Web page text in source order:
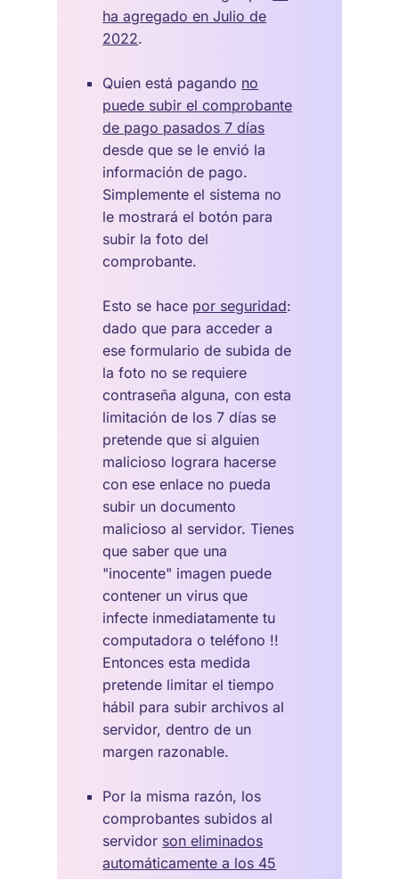
ha agregado en Julio de
2022.
Quien está pagando no
puede subir el comprobante
de pago pasados 7 días
desde que se le envió la
información de pago.
Simplemente el sistema no
le mostrará el botón para
subir la foto del
comprobante.
Esto se hace por seguridad:
dado que para acceder a
ese formulario de subida de
la foto no se requiere
contraseña alguna, con esta
limitación de los 7 días se
pretende que si alguien
malicioso lograra hacerse
con ese enlace no pueda
subir un documento
malicioso al servidor. Tienes
que saber que una
"inocente" imagen puede
contener un virus que
infecte inmediatamente tu
computadora o teléfono !!
Entonces esta medida
pretende limitar el tiempo
hábil para subir archivos al
servidor, dentro de un
margen razonable.
Por la misma razón, los
comprobantes subidos al
servidor son eliminados
automáticamente a los 45